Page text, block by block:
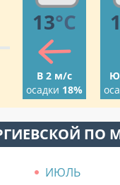
13°C
В 2 м/с
осадки 18%
ПО
ИЮЛЬ